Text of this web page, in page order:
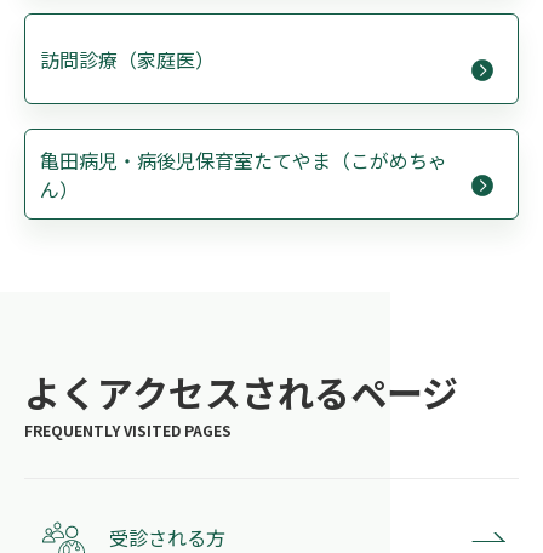
訪問診療（家庭医）
亀田病児・病後児保育室たてやま（こがめちゃ
ん）
よくアクセスされるページ
受診される方